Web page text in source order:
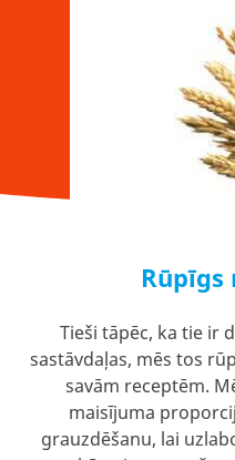
Rūpīgs
Tieši tāpēc, ka tie ir
sastāvdaļas, mēs tos
savām receptēm.
maisījuma
grauzdēšanu, lai